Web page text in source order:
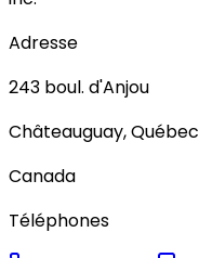
Adresse
243 boul. d'Anjou
Châteauguay,Québec
Canada
Téléphones